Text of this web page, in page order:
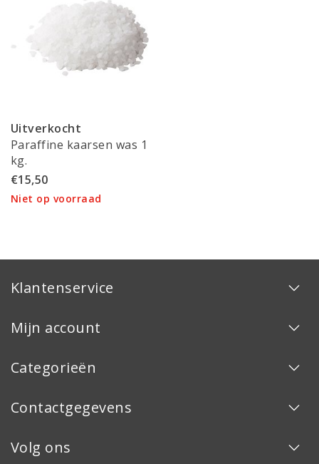
Uitverkocht
Paraffine kaarsen was 1
kg.
€15,50
Niet op voorraad
Klantenservice
Mijn account
Categorieën
Contactgegevens
Volg ons